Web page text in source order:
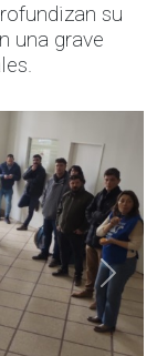
su
una grave